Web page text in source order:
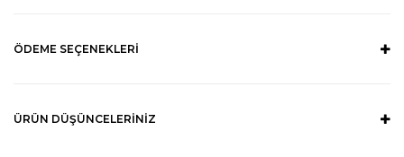
ÖDEME SEÇENEKLERI
ÜRÜN DÜŞÜNCELERINIZ